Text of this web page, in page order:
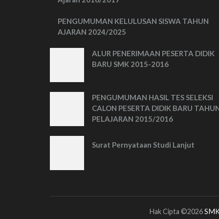
PENGUMUMAN KELULUSAN SISWA TAHUN
AJARAN 2024/2025
ALUR PENERIMAAN PESERTA DIDIK
BARU SMK 2015-2016
PENGUMUMAN HASIL TES SELEKSI
CALON PESERTA DIDIK BARU
PELAJARAN 2015/2016
Surat Pernyataan Studi Lanjut
Hak Cipta ©2026